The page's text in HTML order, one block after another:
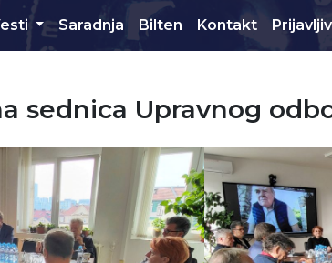
Saradnja Bilten Kontakt
sednica Upravnog